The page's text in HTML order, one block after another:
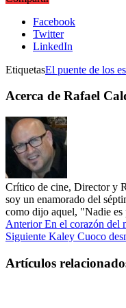
Facebook
Twitter
LinkedIn
EtiquetasEl puente de los
Acerca de Rafael
Crítico de cine, Director y
soy un enamorado del
como dijo aquel, "Nadie es
AnteriorEn el corazón del
Siguiente Kaley Cuoco
Artículos